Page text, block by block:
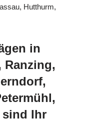
Hutthurm,
in
Ranzing,
sind Ihr